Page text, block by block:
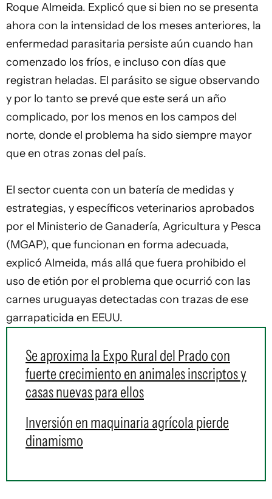
Roque Almeida. Explicó que si bien no se presenta
ahora con la intensidad de los meses anteriores, la
enfermedad parasitaria persiste aún cuando han
comenzado los fríos, e incluso con días que
registran heladas. El parásito se sigue observando
y por lo tanto se prevé que este será un año
complicado, por los menos en los campos del
norte, donde el problema ha sido siempre mayor
que en otras zonas del país.
El sector cuenta con un batería de medidas y
estrategias, y específicos veterinarios aprobados
por el Ministerio de Ganadería, Agricultura y Pesca
(MGAP), que funcionan en forma adecuada,
explicó Almeida, más allá que fuera prohibido el
uso de etión por el problema que ocurrió con las
carnes uruguayas detectadas con trazas de ese
garrapaticida en EEUU.
Se aproxima la Expo Rural del Prado con
fuerte crecimiento en animales inscriptos y
casas nuevas para ellos
Inversión en maquinaria agrícola pierde
dinamismo